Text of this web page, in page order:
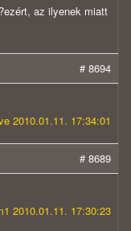
az ilyenek miatt
# 8694
2010.01.11. 17:34:01
# 8689
2010.01.11. 17:30:23